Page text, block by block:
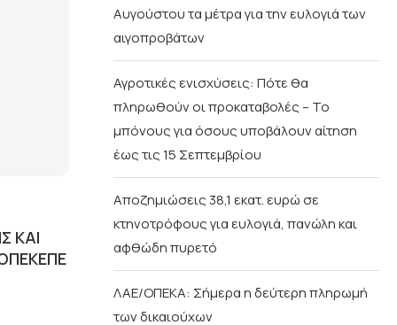
ΚΑΙ
Αυγούστου τα μέτρα για την ευλογιά των
αιγοπροβάτων
Αγροτικές ενισχύσεις: Πότε θα
πληρωθούν οι προκαταβολές – Το
μπόνους για όσους υποβάλουν αίτηση
έως τις 15 Σεπτεμβρίου
Αποζημιώσεις 38,1 εκατ. ευρώ σε
κτηνοτρόφους για ευλογιά, πανώλη και
αφθώδη πυρετό
ΛΑΕ/ΟΠΕΚΑ: Σήμερα η δεύτερη πληρωμή
των δικαιούχων